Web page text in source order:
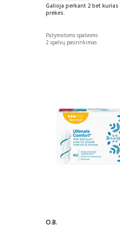
Galioja perkant 2 bet kurias
prekes.
Pažymėtoms spalvoms
2 spalvų pasirinkimas
O.B.